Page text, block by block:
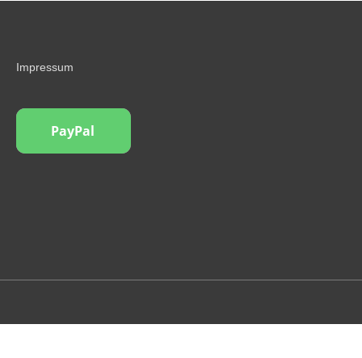
Impressum